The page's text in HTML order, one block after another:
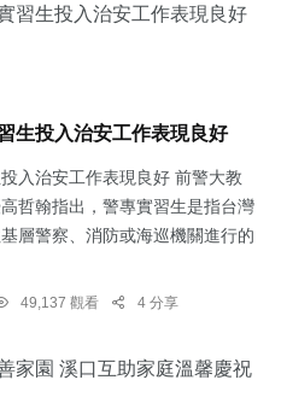
生投入治安工作表現良好
入治安工作表現良好 前警大教
哲翰指出，警專實習生是指台灣
層警察、消防或海巡機關進行的
49,137 觀看 4 分享